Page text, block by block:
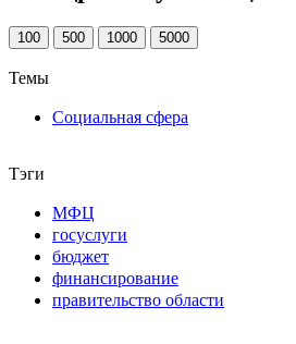
100 500 1000 5000
Темы
Социальная сфера
Тэги
МФЦ
госуслуги
бюджет
финансирование
правительство области